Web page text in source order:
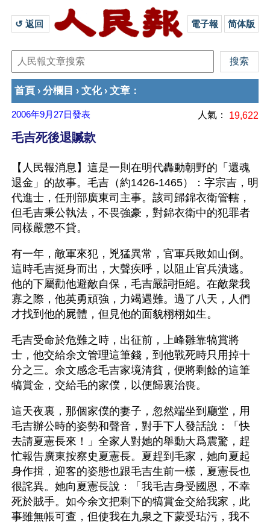
↺ 返回 電子報 简体版
首頁 › 分欄目 › 文化› 文章 ：
2006年9月27日發表 人氣： 19,622
毛吉死後退贓款
【人民報消息】這是一則在明代轟動朝野的「還魂
退金」的故事。毛吉（約1426-1465）：字宗吉，明
代進士，任刑部廣東司主事。該司歸錦衣衛管轄，
但毛吉秉公執法，不畏強豪，對錦衣衛中的犯罪者
同樣嚴懲不貸。
有一年，敵軍來犯，兇猛異常，官軍兵敗如山倒。
這時毛吉挺身而出，大聲疾呼，以阻止官兵潰逃。
他的下屬勸他避敵自保，毛吉嚴詞拒絕。在敵衆我
寡之際，他英勇頑強，力竭遇難。過了八天，人們
才找到他的屍體，但見他的面貌栩栩如生。
毛吉受命於危難之時，出征前，上峰雛靠犒賞將
士，他交給余文管理這筆錢，到他戰死時只用掉十
分之三。余文感念毛吉家境清貧，便將剩餘的這筆
犒賞金，交給毛的家僕，以便歸裏治喪。
這天夜裏，那個家僕的妻子，忽然端坐到廳堂，用
毛吉辦公時的姿勢和聲音，對手下人發話說：「快
去請夏憲長來！」全家人對她的舉動大爲震驚，趕
忙報告廣東按察史夏憲長。夏趕到毛家，她向夏起
身作揖，迎客的姿態也跟毛吉生前一樣，夏憲長也
很詫異。她向夏憲長說：「我毛吉身受國恩，不幸
死於賊手。如今余文把剩下的犒賞金交給我家，此
事雖無帳可查，但使我在九泉之下蒙受玷污，我不